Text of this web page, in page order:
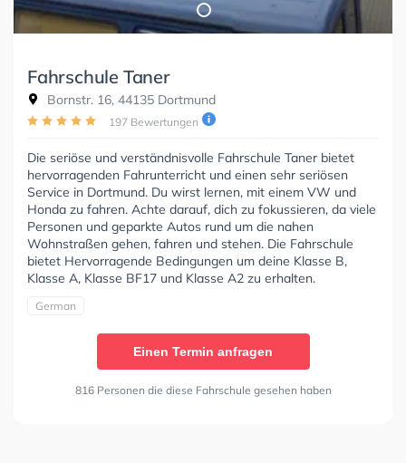
Fahrschule Taner
Bornstr. 16, 44135 Dortmund
197 Bewertungen
Die seriöse und verständnisvolle Fahrschule Taner bietet
hervorragenden Fahrunterricht und einen sehr seriösen
Service in Dortmund. Du wirst lernen, mit einem VW und
Honda zu fahren. Achte darauf, dich zu fokussieren, da viele
Personen und geparkte Autos rund um die nahen
Wohnstraßen gehen, fahren und stehen. Die Fahrschule
bietet Hervorragende Bedingungen um deine Klasse B,
Klasse A, Klasse BF17 und Klasse A2 zu erhalten.
German
Einen Termin anfragen
816 Personen die diese Fahrschule gesehen haben